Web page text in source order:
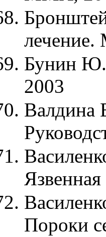
лечение.
Бунин
2003
Валдина
Пороки